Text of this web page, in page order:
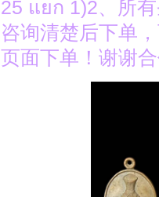
25 แยก 1)2、所
咨询清楚后下单
页面下单！谢谢